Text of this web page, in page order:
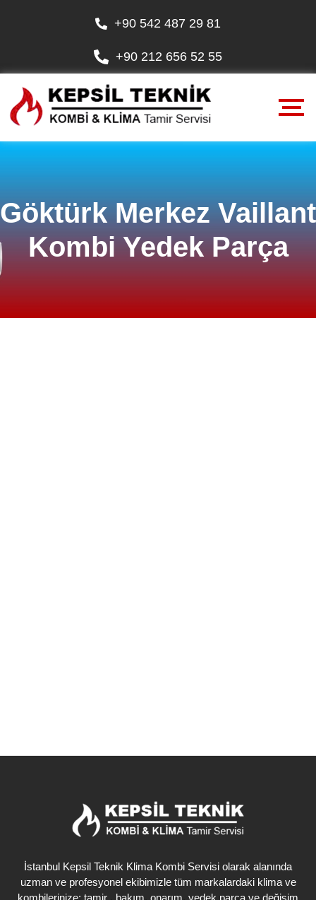
+90 542 487 29 81
+90 212 656 52 55
Göktürk Merkez Vaillant
Kombi Yedek Parça
İstanbul Kepsil Teknik Klima Kombi Servisi olarak alanında
uzman ve profesyonel ekibimizle tüm markalardaki klima ve
kombilerinize; tamir , bakım, onarım, yedek parça ve değişim